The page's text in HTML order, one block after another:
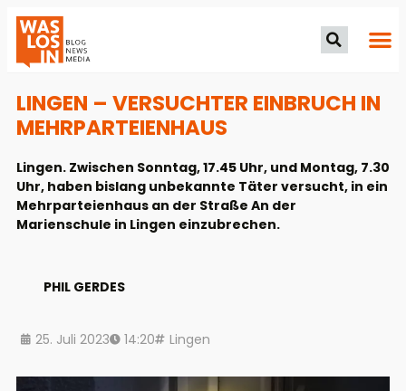
LINGEN – VERSUCHTER EINBRUCH IN
MEHRPARTEIENHAUS
Lingen. Zwischen Sonntag, 17.45 Uhr, und Montag, 7.30
Uhr, haben bislang unbekannte Täter versucht, in ein
Mehrparteienhaus an der Straße An der
Marienschule in Lingen einzubrechen.
PHIL GERDES
25. Juli 2023 14:20 Lingen